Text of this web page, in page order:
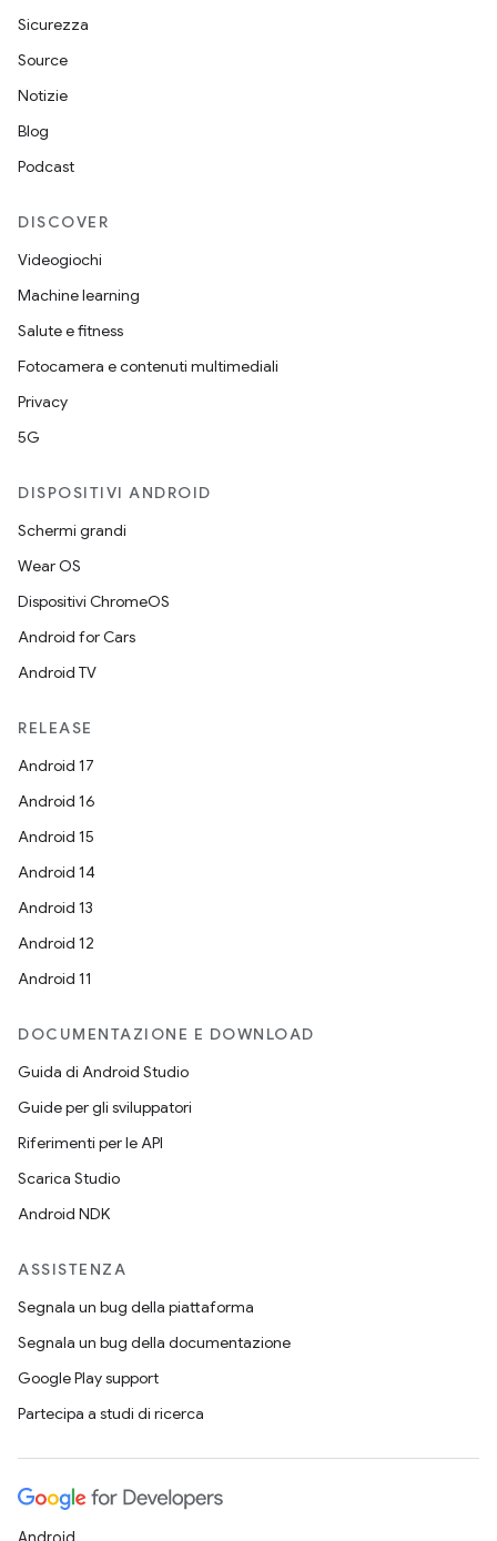
Sicurezza
Source
Notizie
Blog
Podcast
DISCOVER
Videogiochi
Machine learning
Salute e fitness
Fotocamera e contenuti multimediali
Privacy
5G
DISPOSITIVI ANDROID
Schermi grandi
Wear OS
Dispositivi ChromeOS
Android for Cars
Android TV
RELEASE
Android 17
Android 16
Android 15
Android 14
Android 13
Android 12
Android 11
DOCUMENTAZIONE E DOWNLOAD
Guida di Android Studio
Guide per gli sviluppatori
Riferimenti per le API
Scarica Studio
Android NDK
ASSISTENZA
Segnala un bug della piattaforma
Segnala un bug della documentazione
Google Play support
Partecipa a studi di ricerca